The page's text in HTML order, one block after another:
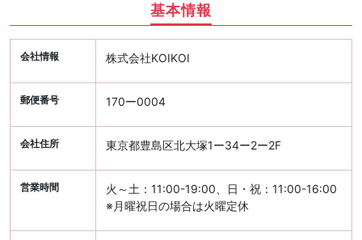
基本情報
会社情報 株式会社KOIKOI
郵便番号 170ー0004
会社住所 東京都豊島区北大塚1ー34ー2ー2F
営業時間
火～土：11:00-19:00、日・祝：11:00-16:00
※月曜祝日の場合は火曜定休